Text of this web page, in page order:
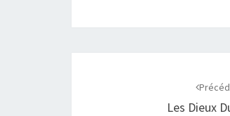
Les Dieux